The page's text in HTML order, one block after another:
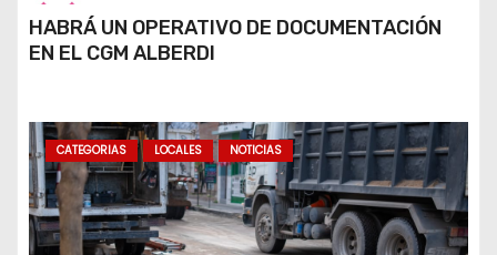
HABRÁ UN OPERATIVO DE DOCUMENTACIÓN
EN EL CGM ALBERDI
CATEGORIAS LOCALES NOTICIAS